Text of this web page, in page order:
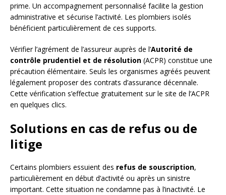
prime. Un accompagnement personnalisé facilite la gestion
administrative et sécurise l’activité. Les plombiers isolés
bénéficient particulièrement de ces supports.
Vérifier l’agrément de l’assureur auprès de l’Autorité de
contrôle prudentiel et de résolution (ACPR) constitue une
précaution élémentaire. Seuls les organismes agréés peuvent
légalement proposer des contrats d’assurance décennale.
Cette vérification s’effectue gratuitement sur le site de l’ACPR
en quelques clics.
Solutions en cas de refus ou de
litige
Certains plombiers essuient des refus de souscription,
particulièrement en début d’activité ou après un sinistre
important. Cette situation ne condamne pas à l’inactivité. Le